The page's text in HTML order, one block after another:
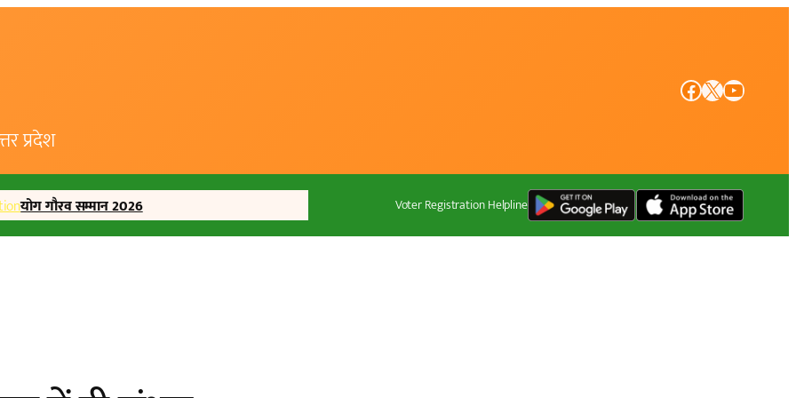
प्रदेश
Facebook X YouTube
योग गौरव सम्मान 2026 Voter Registration Helpline